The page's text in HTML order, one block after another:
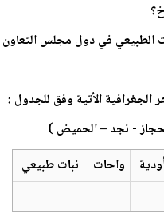
الأتية وفق للجدول :
- نجد – الحميض )
واحات نبات طبيعي